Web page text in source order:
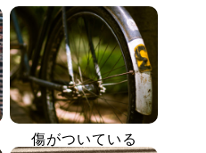
傷がついている